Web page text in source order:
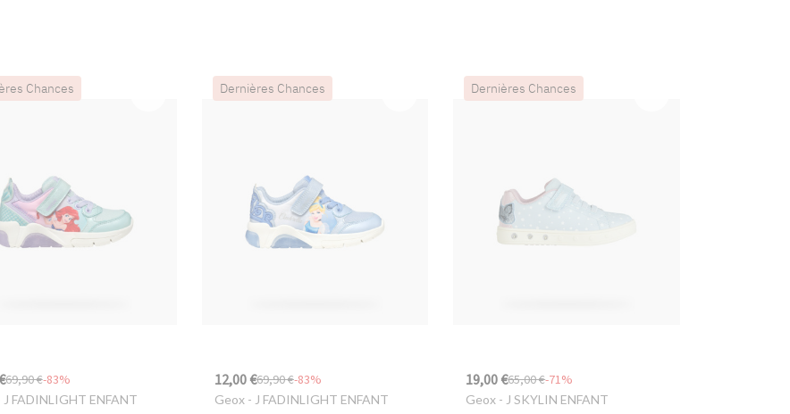
Chances
69,90 €-83%
FADINLIGHT ENFANT
Dernières Chances
12,00 €69,90 €-83%
Geox - J FADINLIGHT ENFANT
Dernières Chances
19,00 €65,00 €-71%
Geox - J SKYLIN ENFANT